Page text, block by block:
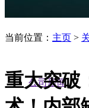
当前位置： 主页 >
公司新闻
重大突破